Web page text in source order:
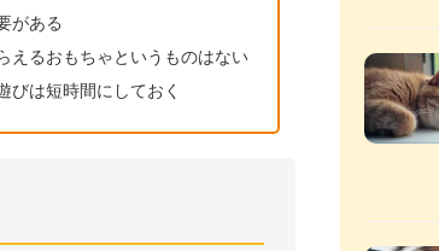
がある
えるおもちゃというものはない
びは短時間にしておく